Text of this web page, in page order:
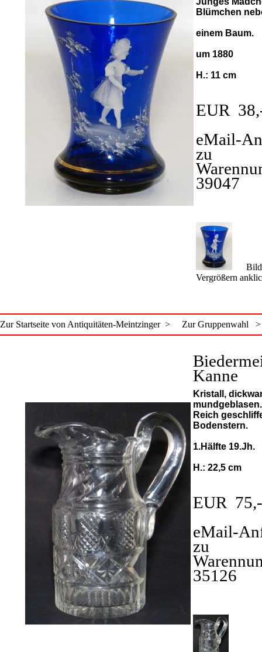
Blümchen
einem Baum.
um 1880
H.: 11 cm
EUR
eMail-
zu
39047
Bild
Vergrößern
Zur Startseite von Antiquitäten-Meintzinger > Zur Gruppenwahl >
Kanne
Kristall,
mundgeblasen.
Reich
Bodenstern.
1.Hälfte 19.Jh.
H.: 22,5 cm
EUR
eMail-
zu
35126